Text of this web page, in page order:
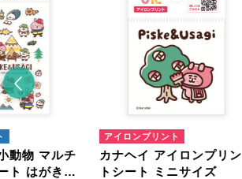
動物 マルチ
ト はがきサ
アイロンプリント
カナヘイ アイロンプリン
トシート ミニサイズ